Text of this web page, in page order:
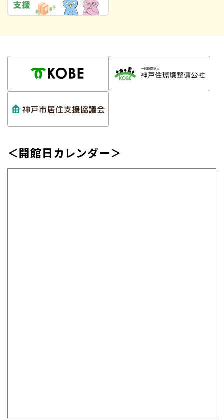
＜開館日カレンダー＞